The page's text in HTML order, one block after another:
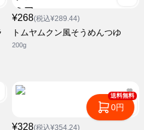
¥268(税込¥289.44)
トムヤムクン風そうめんつゆ
200g
¥328(税込¥354.24)
送料無料
0円